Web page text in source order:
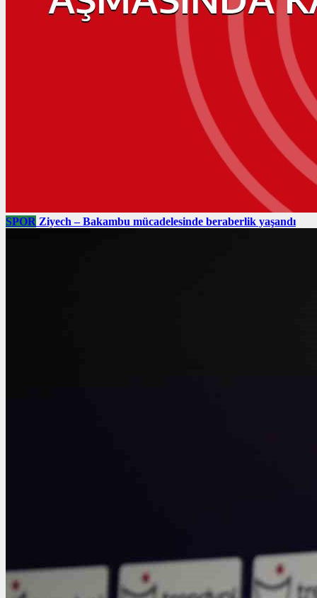
SPOR Ziyech – Bakambu mücadelesinde beraberlik yaşandı